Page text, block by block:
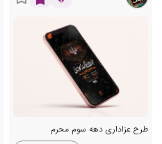
طرح عزاداری دهه سوم محرم